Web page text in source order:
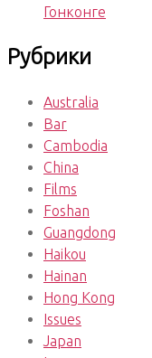
Гонконге
Рубрики
Australia
Bar
Cambodia
China
Films
Foshan
Guangdong
Haikou
Hainan
Hong Kong
Issues
Japan